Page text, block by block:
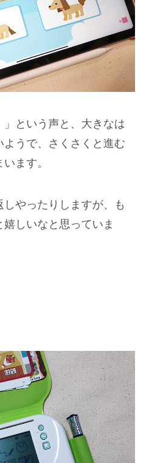
」という声と、大きなは
うで、さくさくと進む
ます。
やったりしますが、も
しいなと思っていま